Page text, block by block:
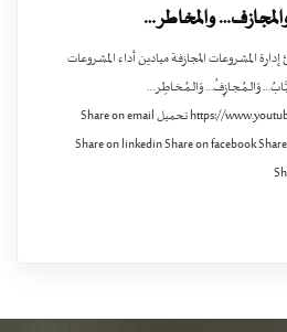
والمخاطر…‏
المشروعات المجازفة ميادين أداء المشروعات
وَالـمُـجـازِفُ… وَالـمُـخـاطِـر…‏
https://www.youtube.com/watch?v=Mi0hYnbbxiM تحميل Share on email
Share on linkedin Share on facebook